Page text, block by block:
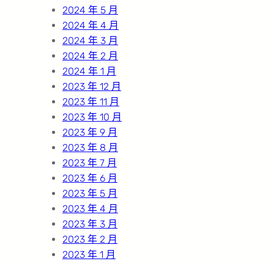
2024 年 5 月
2024 年 4 月
2024 年 3 月
2024 年 2 月
2024 年 1 月
2023 年 12 月
2023 年 11 月
2023 年 10 月
2023 年 9 月
2023 年 8 月
2023 年 7 月
2023 年 6 月
2023 年 5 月
2023 年 4 月
2023 年 3 月
2023 年 2 月
2023 年 1 月